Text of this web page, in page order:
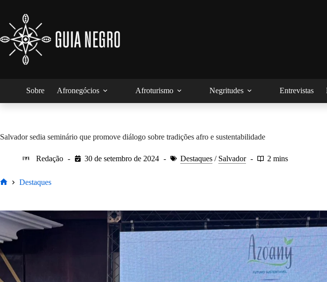
conteúdo
Sobre Afronegócios Afroturismo Negritudes Entrevistas
Salvador sedia seminário que promove diálogo sobre tradições afro e sustentabilidade
Redação 30 de setembro de 2024 Destaques / Salvador 2 mins
Destaques